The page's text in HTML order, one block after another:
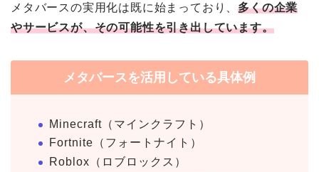
メタバースの実用化は既に始まっており、多くの企業
やサービスが、その可能性を引き出しています。
メタバースを活用している具体例
Minecraft（マインクラフト）
Fortnite（フォートナイト）
Roblox（ロブロックス）